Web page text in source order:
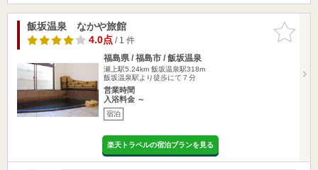
お気に入
りに追加
飯坂温泉 なかや旅館
4.0点/ 1 件
福島県 / 福島市 / 飯坂温泉
瀬上駅5.24km 飯坂温泉駅318m
飯坂温泉駅より徒歩にて７分
営業時間
入浴料金 ～
宿泊
楽天トラベルの宿泊プランを見る